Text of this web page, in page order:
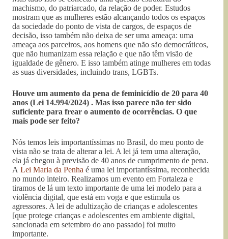
machismo, do patriarcado, da relação de poder. Estudos
mostram que as mulheres estão alcançando todos os espaços
da sociedade do ponto de vista de cargos, de espaços de
decisão, isso também não deixa de ser uma ameaça: uma
ameaça aos parceiros, aos homens que não são democráticos,
que não humanizam essa relação e que não têm visão de
igualdade de gênero. E isso também atinge mulheres em todas
as suas diversidades, incluindo trans, LGBTs.
Houve um aumento da pena de feminicídio de 20 para 40
anos (Lei 14.994/2024) . Mas isso parece não ter sido
suficiente para frear o aumento de ocorrências. O que
mais pode ser feito?
Nós temos leis importantíssimas no Brasil, do meu ponto de
vista não se trata de alterar a lei. A lei já tem uma alteração,
ela já chegou à previsão de 40 anos de cumprimento de pena.
A Lei Maria da Penha é uma lei importantíssima, reconhecida
no mundo inteiro. Realizamos um evento em Fortaleza e
tiramos de lá um texto importante de uma lei modelo para a
violência digital, que está em voga e que estimula os
agressores. A lei de adultização de crianças e adolescentes
[que protege crianças e adolescentes em ambiente digital,
sancionada em setembro do ano passado] foi muito
importante.